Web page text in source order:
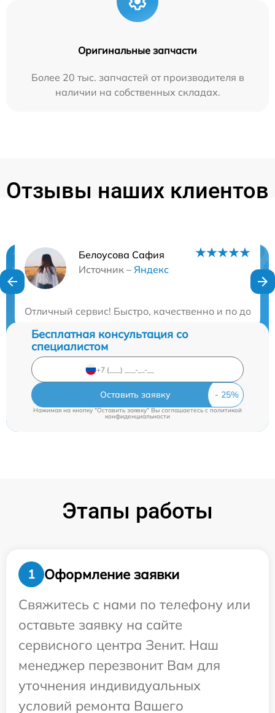
Оригинальные запчасти
Более 20 тыс. запчастей от производителя в
наличии на собственных складах.
Отзывы наших клиентов
Белоусова Сафия
Источник – Яндекс
Отличный сервис! Быстро, качественно и по
Нужна консультация?
Бесплатная консультация со
специалистом
Оставить заявку
Нажимая на кнопку "Оставить заявку" Вы соглашаетесь cполитикой
конфиденциальности
Этапы работы
1
Оформление заявки
Свяжитесь с нами по телефону или
оставьте заявку на сайте
сервисного центра Зенит. Наш
менеджер перезвонит Вам для
уточнения индивидуальных
условий ремонта Вашего